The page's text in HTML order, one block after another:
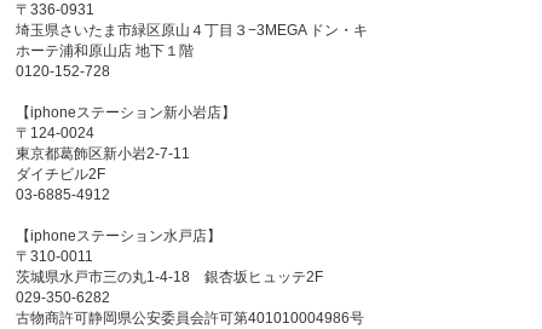
〒336-0931
埼玉県さいたま市緑区原山４丁目３−3MEGA ドン・キ
ホーテ浦和原山店 地下１階
0120-152-728
【iphoneステーション新小岩店】
〒124-0024
東京都葛飾区新小岩2-7-11
ダイチビル2F
03-6885-4912
【iphoneステーション水戸店】
〒310-0011
茨城県水戸市三の丸1-4-18 銀杏坂ヒュッテ2F
029-350-6282
古物商許可静岡県公安委員会許可第401010004986号